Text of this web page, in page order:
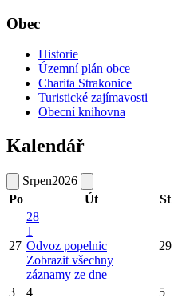
Obec
Historie
Územní plán obce
Charita Strakonice
Turistické zajímavosti
Obecní knihovna
Kalendář
Srpen2026
Po
Út St
27
28
1
Odvoz popelnic
Zobrazit všechny
záznamy ze dne
29
3 4 5